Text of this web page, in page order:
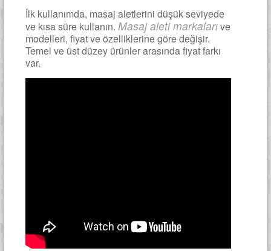
İlk kullanımda, masaj aletlerini düşük seviyede
ve kısa süre kullanın. Masaj aleti markalarıve
modelleri, fiyat ve özelliklerine göre değişir.
Temel ve üst düzey ürünler arasında fiyat farkı
var.